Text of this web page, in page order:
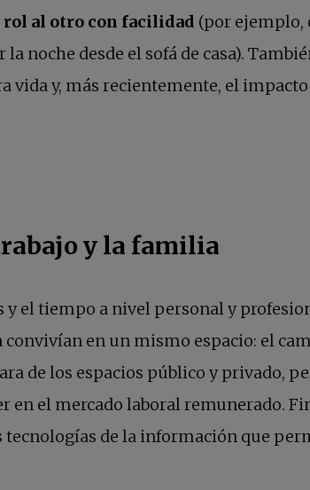
al otro con facilidad (por ejemplo,
noche desde el sofá de casa).
y, más recientemente, el
y la familia
el tiempo a nivel personal y
en un mismo espacio: el
de los espacios público y privado,
en el mercado laboral remunerado.
tecnologías de la información que